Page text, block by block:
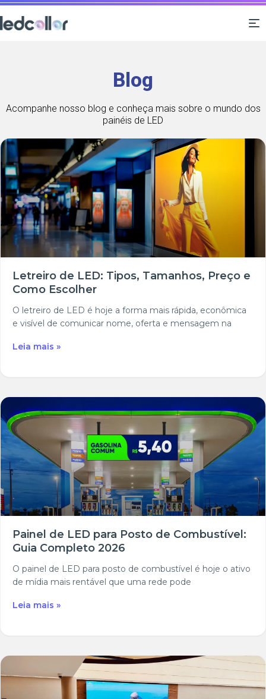
Blog
Acompanhe nosso blog e conheça mais sobre o mundo dos
painéis de LED
Letreiro de LED: Tipos, Tamanhos, Preço e
Como Escolher
O letreiro de LED é hoje a forma mais rápida, econômica
e visível de comunicar nome, oferta e mensagem na
Leia mais »
Painel de LED para Posto de Combustível:
Guia Completo 2026
O painel de LED para posto de combustível é hoje o ativo
de mídia mais rentável que uma rede pode
Leia mais »